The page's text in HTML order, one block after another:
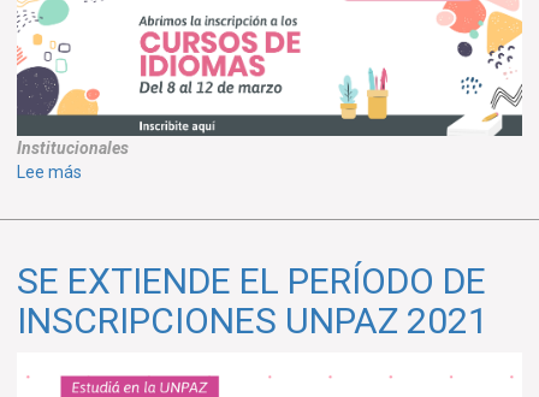
extensión
Institucionales
Lee más
abre
inscripción
a
los
del
SE EXTIENDE EL PERÍODO DE
INSCRIPCIONES UNPAZ 2021